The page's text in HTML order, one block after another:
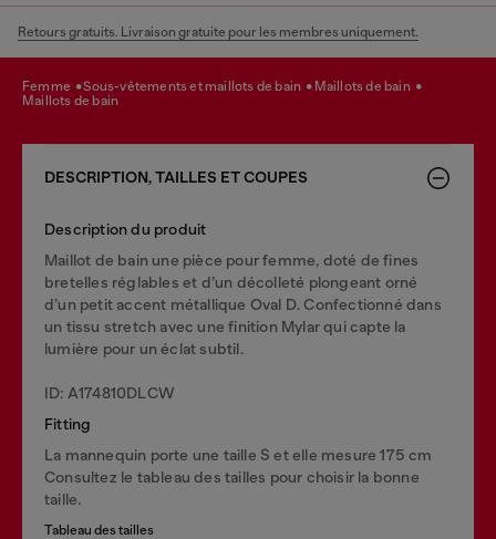
Retours gratuits. Livraison gratuite pour les membres uniquement.
femme sous-vêtements et maillots de bain
maillots de bain
maillots de bain
DESCRIPTION, TAILLES ET COUPES
Description du produit
Maillot de bain une pièce pour femme, doté de fines
bretelles réglables et d’un décolleté plongeant orné
d’un petit accent métallique Oval D. Confectionné dans
un tissu stretch avec une finition Mylar qui capte la
lumière pour un éclat subtil.
ID: A174810DLCW
Fitting
La mannequin porte une taille S et elle mesure 175 cm
Consultez le tableau des tailles pour choisir la bonne
taille.
Tableau des tailles